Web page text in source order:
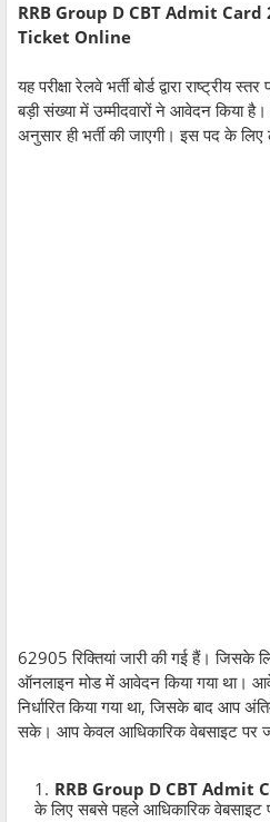
RRB Group D CBT Admit
Ticket Online
यह परीक्षा रेलवे भर्ती बोर्ड द्वारा
बड़ी संख्या में उम्मीदवारों ने आवेदन किया
अनुसार ही भर्ती की जाएगी। इस पद के
62905 रिक्तियां जारी की गई हैं। जिसके
ऑनलाइन मोड में आवेदन किया गया था।
निर्धारित किया गया था, जिसके बाद आप
सके। आप केवल आधिकारिक वेबसाइट पर
RRB Group D CBT Admit
के लिए सबसे पहले आधिकारिक वेबसाइट